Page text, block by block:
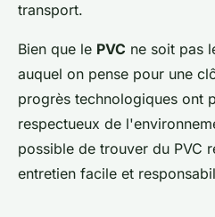
transport.
Bien que le PVC ne soit pas
auquel on pense pour une
progrès technologiques ont
respectueux de
possible de trouver du PVC
entretien facile et